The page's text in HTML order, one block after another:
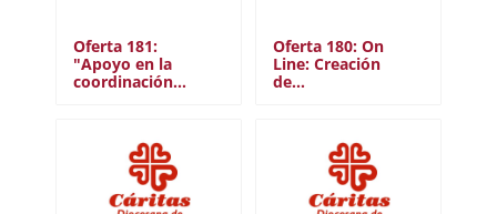
Oferta 181:
"Apoyo en la
coordinación…
Oferta 180: On
Line: Creación
de…